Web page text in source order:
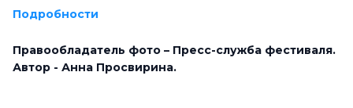
Подробности
Правообладатель фото – Пресс-служба фестиваля.
Автор - Анна Просвирина.